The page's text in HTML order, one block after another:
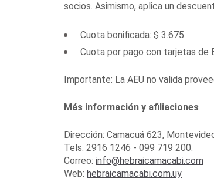
socios. Asimismo, aplica un
Cuota bonificada: $ 3.675.
Cuota por pago con tarjetas de
Importante: La AEU no valida
Más información y afiliaciones
Dirección: Camacuá 623,
Tels. 2916 1246 - 099 719 200.
Correo: info@hebraicamacabi.com
Web: hebraicamacabi.com.uy